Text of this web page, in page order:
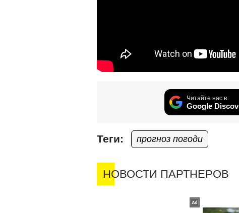
Читайте нас в
Google
Теги: прогноз погоди
НОВОСТИ ПАРТНЕРОВ